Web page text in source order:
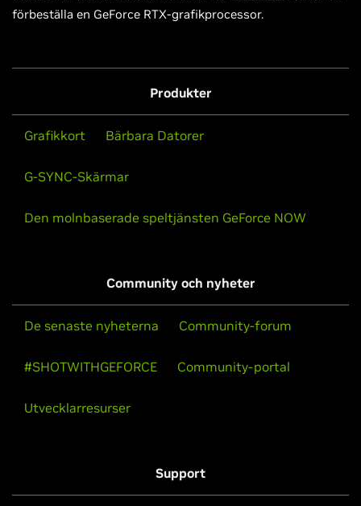
förbeställa en GeForce RTX-grafikprocessor.
Produkter
Grafikkort Bärbara Datorer
G-SYNC-Skärmar
Den molnbaserade speltjänsten GeForce NOW
Community och nyheter
De senaste nyheterna Community-forum
#SHOTWITHGEFORCE Community-portal
Utvecklarresurser
Support